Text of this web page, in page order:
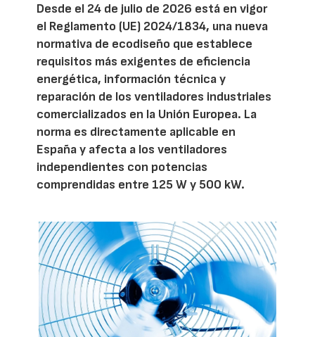
Desde el 24 de julio de 2026 está en vigor
el Reglamento (UE) 2024/1834, una nueva
normativa de ecodiseño que establece
requisitos más exigentes de eficiencia
energética, información técnica y
reparación de los ventiladores industriales
comercializados en la Unión Europea. La
norma es directamente aplicable en
España y afecta a los ventiladores
independientes con potencias
comprendidas entre 125 W y 500 kW.